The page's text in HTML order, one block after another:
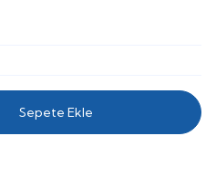
Sepete Ekle